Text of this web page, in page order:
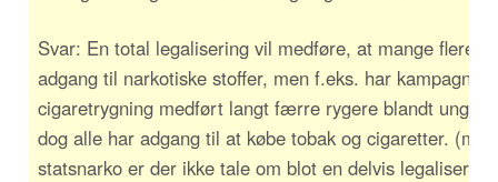
Svar: En total legalisering vil medføre, at mange flere
adgang til narkotiske stoffer, men f.eks. har kampagner
cigaretrygning medført langt færre rygere blandt unge,
dog alle har adgang til at købe tobak og cigaretter. (med
statsnarko er der ikke tale om blot en delvis